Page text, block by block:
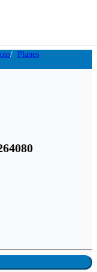
Planes